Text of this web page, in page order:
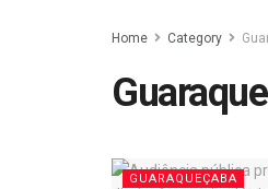
Home Category
GUARAQUEÇABA